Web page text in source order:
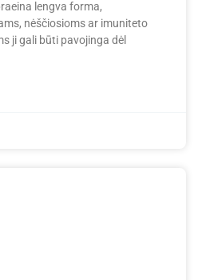
lengva forma,
nėščiosioms ar imuniteto
ji gali būti pavojinga dėl